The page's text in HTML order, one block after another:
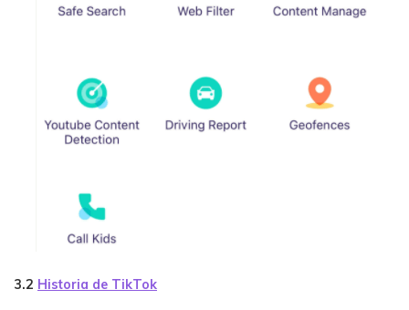
3.2 Historia de TikTok